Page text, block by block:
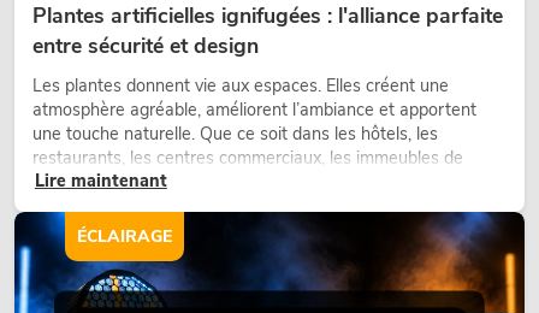
Plantes artificielles ignifugées : l'alliance parfaite
entre sécurité et design
Les plantes donnent vie aux espaces. Elles créent une
atmosphère agréable, améliorent l’ambiance et apportent
une touche naturelle. Que ce soit dans les hôtels, les
restaurants, les centres commerciaux, les immeubles de
bureaux ou sur les stands d’exposition, une végétalisation de
qualité fait depuis longtemps partie intégrante des concepts
d’aménagement modernes.
Lire maintenant
ÉCLAIRAGE